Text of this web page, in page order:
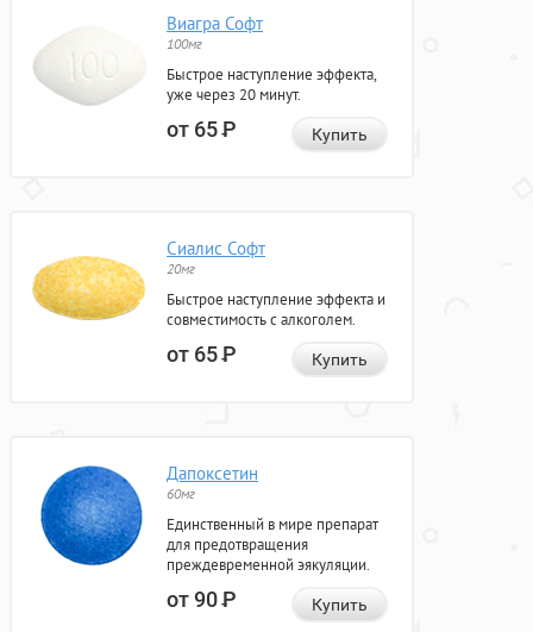
Виагра Софт
100мг
Быстрое наступление эффекта,
уже через 20 минут.
от 65Р Купить
Сиалис Софт
20мг
Быстрое наступление эффекта и
совместимость с алкоголем.
от 65Р Купить
Дапоксетин
60мг
Единственный в мире препарат
для предотвращения
преждевременной эякуляции.
от 90Р Купить